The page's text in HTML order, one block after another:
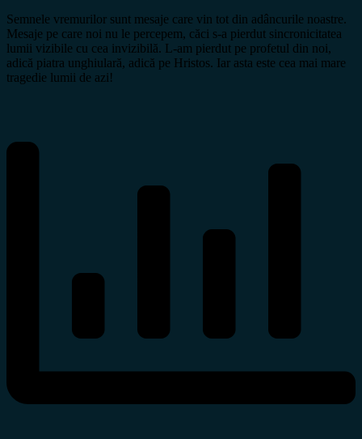
Semnele vremurilor sunt mesaje care vin tot din adâncurile noastre.
Mesaje pe care noi nu le percepem, căci s-a pierdut sincronicitatea
lumii vizibile cu cea invizibilă. L-am pierdut pe profetul din noi,
adică piatra unghiulară, adică pe Hristos. Iar asta este cea mai mare
tragedie lumii de azi!